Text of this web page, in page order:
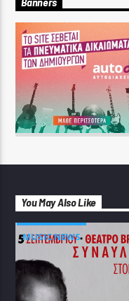
You May Also Like
MUSIC NEWS